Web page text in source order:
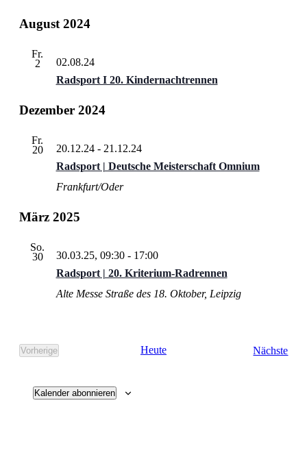
August 2024
Fr.
2
Radsport I 20. Kindernachtrennen
02.08.24
Dezember 2024
Fr.
20
Radsport | Deutsche Meisterschaft Omnium
20.12.24- 21.12.24
Frankfurt/Oder
März 2025
So.
30
Radsport | 20. Kriterium-Radrennen
30.03.25, 09:30- 17:00
Alte Messe Straße des 18. Oktober, Leipzig
Vorherige
Veranstaltungen
Heute Nächste
Kalender abonnieren